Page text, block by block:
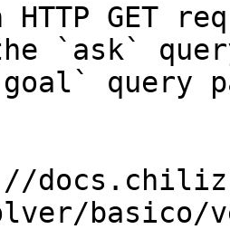
HTTP GET
`ask`
query